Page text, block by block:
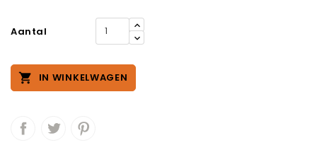
Aantal
 IN WINKELWAGEN